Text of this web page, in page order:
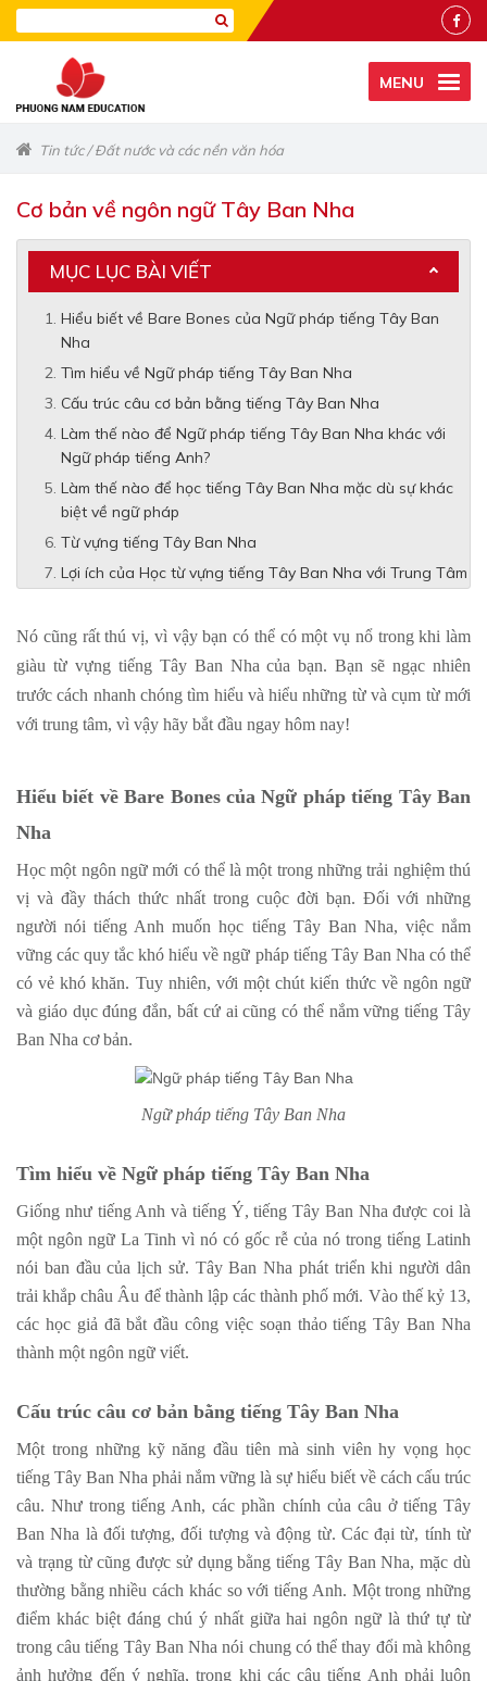
MENU
Tin tức/Đất nước và các nền văn hóa
Cơ bản về ngôn ngữ Tây Ban Nha
MỤC LỤC BÀI VIẾT
Hiểu biết về Bare Bones của Ngữ pháp tiếng Tây Ban
Nha
Tìm hiểu về Ngữ pháp tiếng Tây Ban Nha
Cấu trúc câu cơ bản bằng tiếng Tây Ban Nha
Làm thế nào để Ngữ pháp tiếng Tây Ban Nha khác với
Ngữ pháp tiếng Anh?
Làm thế nào để học tiếng Tây Ban Nha mặc dù sự khác
biệt về ngữ pháp
Từ vựng tiếng Tây Ban Nha
Lợi ích của Học từ vựng tiếng Tây Ban Nha với Trung Tâm
Nó cũng rất thú vị, vì vậy bạn có thể có một vụ nổ trong khi làm
giàu từ vựng tiếng Tây Ban Nha của bạn. Bạn sẽ ngạc nhiên
trước cách nhanh chóng tìm hiểu và hiểu những từ và cụm từ mới
với trung tâm, vì vậy hãy bắt đầu ngay hôm nay!
Hiểu biết về Bare Bones của Ngữ pháp tiếng Tây Ban
Nha
Học một ngôn ngữ mới có thể là một trong những trải nghiệm thú
vị và đầy thách thức nhất trong cuộc đời bạn. Đối với những
người nói tiếng Anh muốn học tiếng Tây Ban Nha, việc nắm
vững các quy tắc khó hiểu về ngữ pháp tiếng Tây Ban Nha có thể
có vẻ khó khăn. Tuy nhiên, với một chút kiến ​​thức về ngôn ngữ
và giáo dục đúng đắn, bất cứ ai cũng có thể nắm vững tiếng Tây
Ban Nha cơ bản.
Ngữ pháp tiếng Tây Ban Nha
Tìm hiểu về Ngữ pháp tiếng Tây Ban Nha
Giống như tiếng Anh và tiếng Ý, tiếng Tây Ban Nha được coi là
một ngôn ngữ La Tinh vì nó có gốc rễ của nó trong tiếng Latinh
nói ban đầu của lịch sử. Tây Ban Nha phát triển khi người dân
trải khắp châu Âu để thành lập các thành phố mới. Vào thế kỷ 13,
các học giả đã bắt đầu công việc soạn thảo tiếng Tây Ban Nha
thành một ngôn ngữ viết.
Cấu trúc câu cơ bản bằng tiếng Tây Ban Nha
Một trong những kỹ năng đầu tiên mà sinh viên hy vọng học
tiếng Tây Ban Nha phải nắm vững là sự hiểu biết về cách cấu trúc
câu. Như trong tiếng Anh, các phần chính của câu ở tiếng Tây
Ban Nha là đối tượng, đối tượng và động từ. Các đại từ, tính từ
và trạng từ cũng được sử dụng bằng tiếng Tây Ban Nha, mặc dù
thường bằng nhiều cách khác so với tiếng Anh. Một trong những
điểm khác biệt đáng chú ý nhất giữa hai ngôn ngữ là thứ tự từ
trong câu tiếng Tây Ban Nha nói chung có thể thay đổi mà không
ảnh hưởng đến ý nghĩa, trong khi các câu tiếng Anh phải luôn